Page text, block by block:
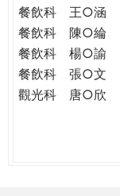
餐飲科
王○涵
餐飲科
陳○綸
餐飲科
楊○諭
餐飲科
張○文
觀光科
唐○欣